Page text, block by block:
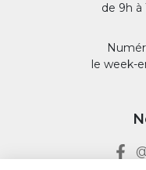
de 9h à
le week-